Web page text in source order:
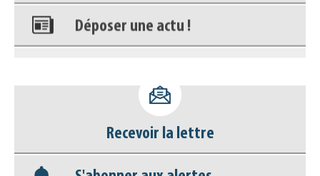
Accéder à son compte - (Se
Base documentaire
Recevoir la lettre